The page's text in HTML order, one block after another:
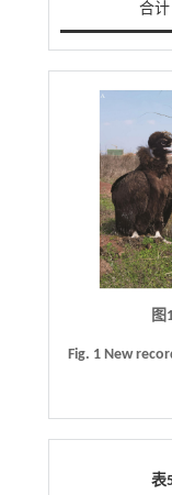
合计
图
Fig. 1 New
表